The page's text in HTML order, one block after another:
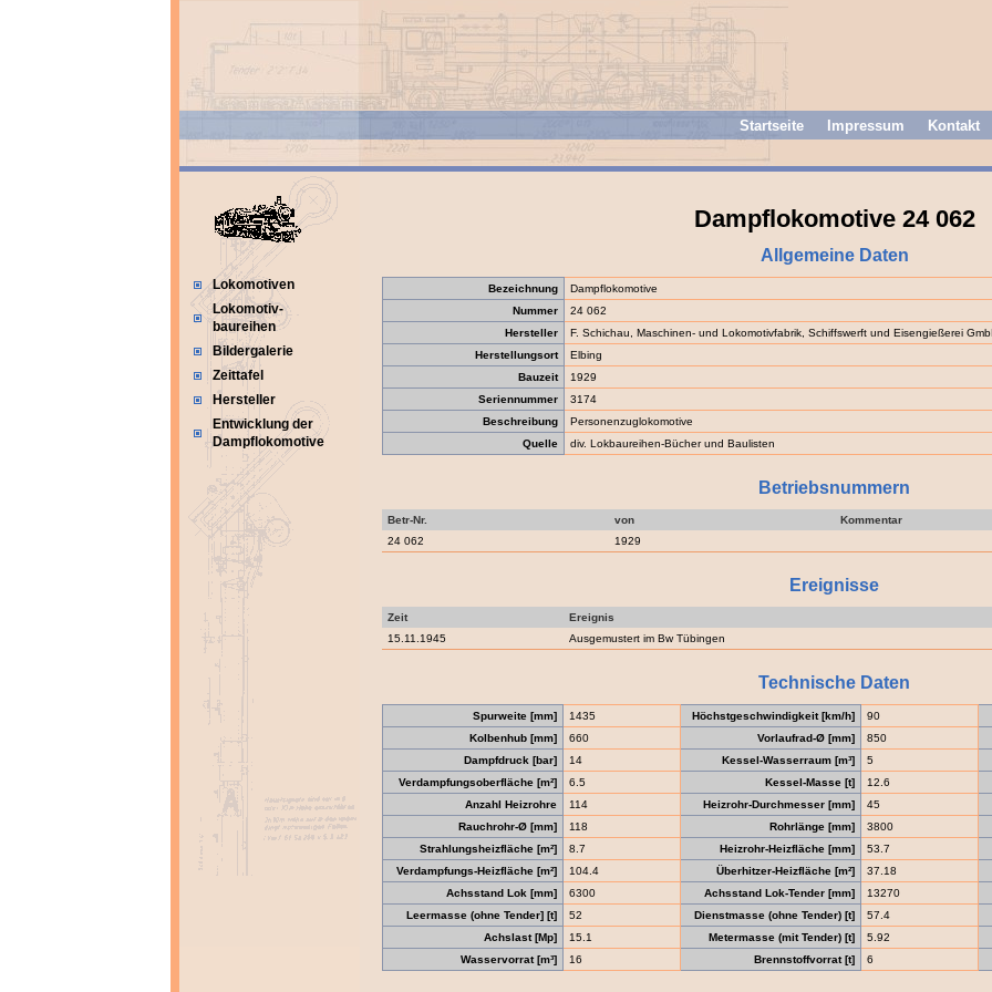
Startseite Impressum Kontakt
Lokomotiven
Lokomotiv-
baureihen
Bildergalerie
Zeittafel
Hersteller
Entwicklung der
Dampflokomotive
Dampflokomotive 24 062
Allgemeine Daten
Bezeichnung
Dampflokomotive
Nummer
24 062
Hersteller
F. Schichau, Maschinen- und Lokomotivfabrik, Schiffswerft und Eisengießerei
Herstellungsort
Elbing
Bauzeit
1929
Seriennummer
3174
Beschreibung
Personenzuglokomotive
Quelle
div. Lokbaureihen-Bücher und Baulisten
Betriebsnummern
Betr-Nr. von
Kommentar
24 062
1929
Ereignisse
Zeit
Ereignis
15.11.1945
Ausgemustert im Bw Tübingen
Technische Daten
Spurweite [mm] 1435 Höchstgeschwindigkeit [km/h]
90
Kolbenhub [mm]
660 Vorlaufrad-Ø [mm]
850
Dampfdruck [bar]
14 Kessel-Wasserraum [m³]
5
Verdampfungsoberfläche [m²]
6.5 Kessel-Masse [t]
12.6
Anzahl Heizrohre
114 Heizrohr-Durchmesser [mm]
45
Rauchrohr-Ø [mm]
118 Rohrlänge [mm]
3800
Strahlungsheizfläche [m²]
8.7 Heizrohr-Heizfläche [mm]
53.7
Verdampfungs-Heizfläche [m²]
104.4 Überhitzer-Heizfläche [m²]
37.18
Achsstand Lok [mm]
6300 Achsstand Lok-Tender [mm]
13270
Leermasse (ohne Tender] [t]
52 Dienstmasse (ohne Tender) [t]
57.4
Achslast [Mp]
15.1 Metermasse (mit Tender) [t]
5.92
Wasservorrat [m³]
16 Brennstoffvorrat [t] 6